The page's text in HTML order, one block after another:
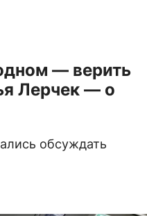
— верить
Лерчек — о
обсуждать